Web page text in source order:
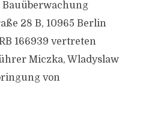
28 B, 10965 Berlin
166939 vertreten
Miczka, Wladyslaw
von